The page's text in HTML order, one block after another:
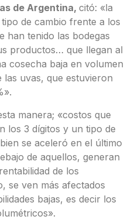
de Argentina, citó: «la
de cambio frente a los
han tenido las bodegas
productos… que llegan al
cosecha baja en volumen
uvas, que estuvieron
manera; «costos que
los 3 dígitos y un tipo de
se aceleró en el último
de aquellos, generan
de los
se ven más afectados
bajas, es decir los